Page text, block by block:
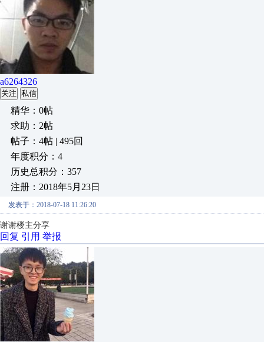
a6264326
关注 私信
精华：0帖
求助：2帖
帖子：4帖 | 495回
年度积分：4
历史总积分：357
注册：2018年5月23日
发表于：2018-07-18 11:26:20
谢谢楼主分享
回复 引用 举报